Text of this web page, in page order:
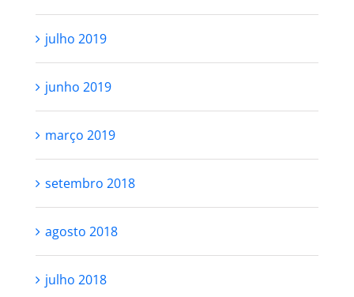
julho 2019
junho 2019
março 2019
setembro 2018
agosto 2018
julho 2018